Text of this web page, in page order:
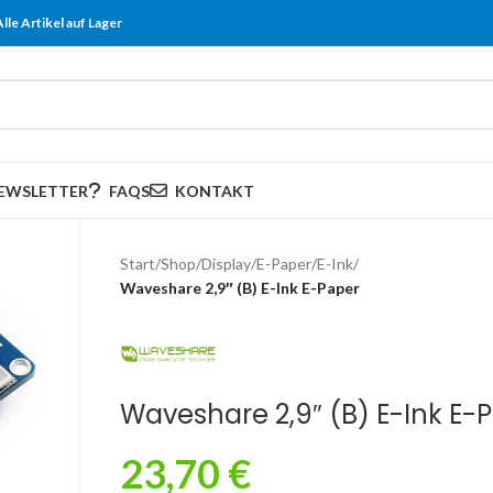
Artikel auf Lager
FAQS KONTAKT
Start/Shop/Display/E-Paper/E-Ink/
Waveshare 2,9″ (B) E-Ink E-Paper
Waveshare 2,9″ (B) E-Ink E-
23,70 €